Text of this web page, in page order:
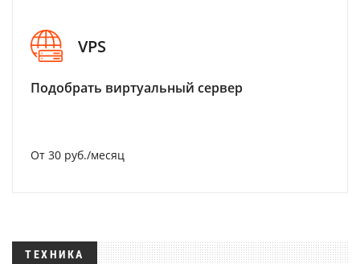
VPS
Подобрать виртуальный сервер
От 30 руб./месяц
ТЕХНИКА